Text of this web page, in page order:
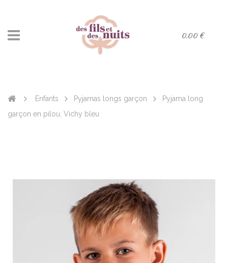
0.00 €
­Enfants Pyjamas longs garçon
Pyjama long
garçon en pilou, Vichy bleu